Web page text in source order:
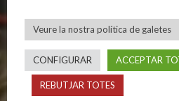
Primer Equip Masculí
Primer Equip Femení
Equips federats
C.E. El Vilar
Veure la nostra política de galetes
CONFIGURAR ACCEPTAR
REBUTJAR TOTES